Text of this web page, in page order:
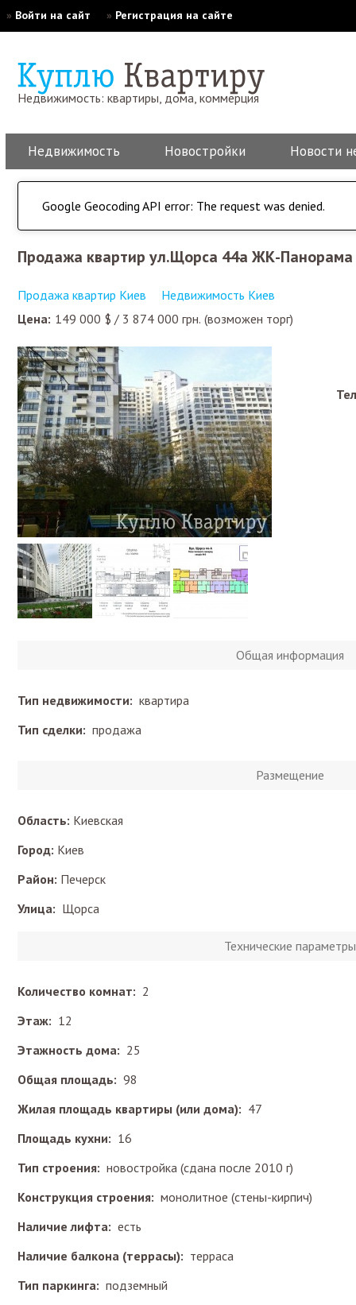
» Войти на сайт » Регистрация на сайте
Недвижимость: квартиры, дома, коммерция
Недвижимость Новостройки Новости
Google Geocoding API error: The request was denied.
Продажа квартир ул.Щорса 44а ЖК-Панорама
Продажа квартир Киев
Недвижимость Киев
Цена: 149 000 $ / 3 874 000 грн. (возможен торг)
Общая информация
Тип недвижимости: квартира
Тип сделки: продажа
Размещение
Область: Киевская
Город: Киев
Район: Печерск
Улица: Щорса
Технические параметры
Количество комнат: 2
Этаж: 12
Этажность дома: 25
Общая площадь: 98
Жилая площадь квартиры (или дома): 47
Площадь кухни: 16
Тип строения: новостройка (сдана после 2010 г)
Конструкция строения: монолитное (стены-кирпич)
Наличие лифта: есть
Наличие балкона (террасы): терраса
Тип паркинга: подземный